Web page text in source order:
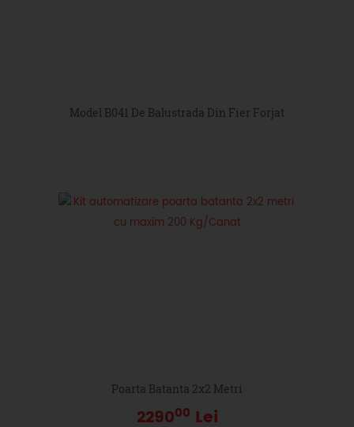
Model B041 De Balustrada Din Fier Forjat
Poarta Batanta 2x2 Metri
229000 Lei